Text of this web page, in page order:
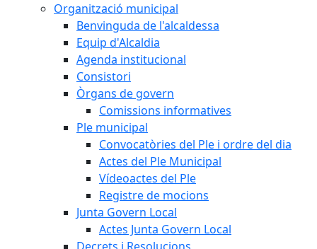
Organització municipal
Benvinguda de l'alcaldessa
Equip d'Alcaldia
Agenda institucional
Consistori
Òrgans de govern
Comissions informatives
Ple municipal
Convocatòries del Ple i ordre del dia
Actes del Ple Municipal
Vídeoactes del Ple
Registre de mocions
Junta Govern Local
Actes Junta Govern Local